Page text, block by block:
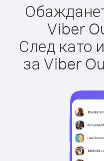
Viber
След като
за Viber